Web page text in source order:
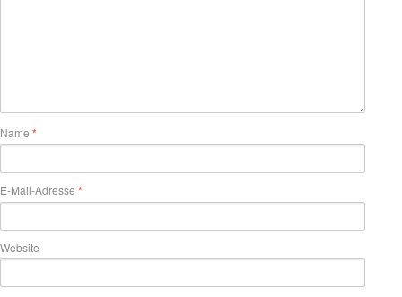
Name *
E-Mail-Adresse *
Website